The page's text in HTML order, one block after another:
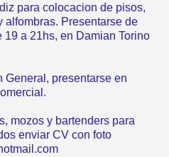
para colocacion de pisos,
alfombras. Presentarse de
19 a 21hs, en Damian Torino
General, presentarse en
mozos y bartenders para
enviar CV con foto